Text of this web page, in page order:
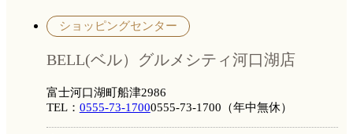
ショッピングセンター
BELL(ベル）グルメシティ河口湖店
富士河口湖町船津2986
TEL： 0555-73-17000555-73-1700 （年中無休）